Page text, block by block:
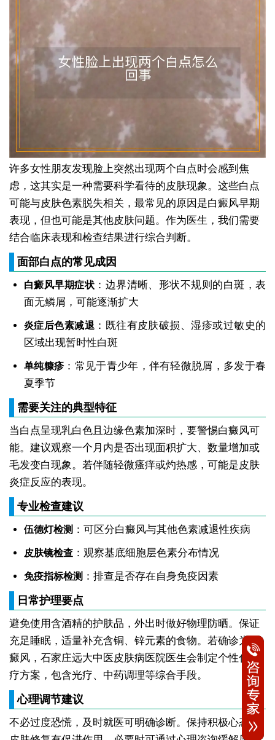
许多女性朋友发现脸上突然出现两个白点时会感到焦
虑，这其实是一种需要科学看待的皮肤现象。这些白点
可能与皮肤色素脱失相关，最常见的原因是白癜风早期
表现，但也可能是其他皮肤问题。作为医生，我们需要
结合临床表现和检查结果进行综合判断。
面部白点的常见成因
白癜风早期症状 ：边界清晰、形状不规则的白斑，表
面无鳞屑，可能逐渐扩大
炎症后色素减退 ：既往有皮肤破损、湿疹或过敏史的
区域出现暂时性白斑
单纯糠疹：常见于青少年，伴有轻微脱屑，多发于春
夏季节
需要关注的典型特征
当白点呈现乳白色且边缘色素加深时，要警惕白癜风可
能。建议观察一个月内是否出现面积扩大、数量增加或
毛发变白现象。若伴随轻微瘙痒或灼热感，可能是皮肤
炎症反应的表现。
专业检查建议
伍德灯检测 ：可区分白癜风与其他色素减退性疾病
皮肤镜检查：观察基底细胞层色素分布情况
免疫指标检测 ：排查是否存在自身免疫因素
日常护理要点
避免使用含酒精的护肤品，外出时做好物理防晒。保证
充足睡眠，适量补充含铜、锌元素的食物。若确诊为白
癜风，石家庄远大中医皮肤病医院医生会制定个性化治
疗方案，包含光疗、中药调理等综合手段。
心理调节建议
不必过度恐慌，及时就医可明确诊断。保持积极心态对